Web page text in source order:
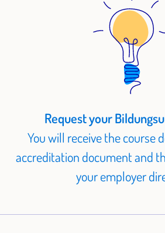
Request your
You will receive the course
accreditation document and
your employer